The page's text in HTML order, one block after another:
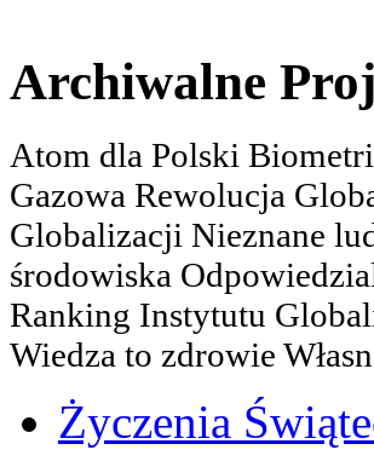
Archiwalne
Atom dla Polski
Gazowa Rewolucja
Globalizacji Nieznane
środowiska
Ranking Instytutu
Wiedza to zdrowie
Życzenia